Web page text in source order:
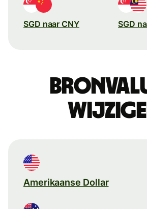
SGD naar CNY SGD
Amerikaanse Dollar